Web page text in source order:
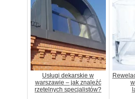
Usługi dekarskie w
warszawie – jak znaleźć
rzetelnych specjalistów?